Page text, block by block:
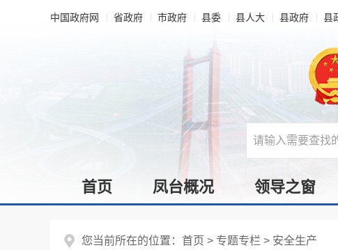
中国政府网 省政府 市政府 县委 县人大 县政府 县
首页 凤台概况 领导之窗
您当前所在的位置： 首页 > 专题专栏 > 安全生产